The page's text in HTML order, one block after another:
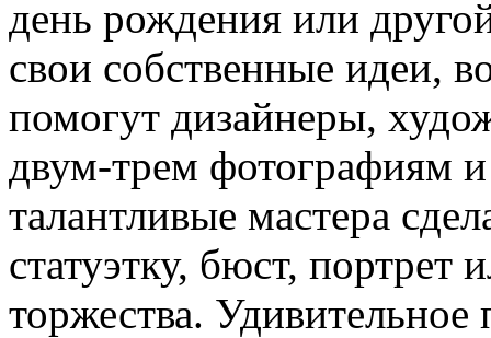
день рождения или
свои собственные идеи,
помогут дизайнеры,
двум-трем фотографиям и
талантливые мастера
статуэтку, бюст, портрет
торжества. Удивительное